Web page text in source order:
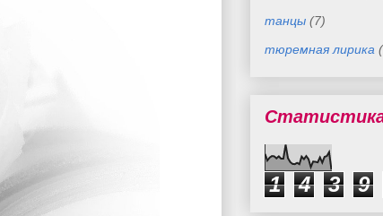
танцы (7)
тюремная лирика
1 4 3 9